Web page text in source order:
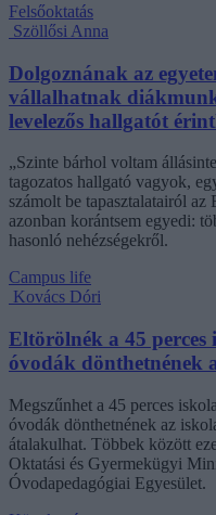
Felsőoktatás
Szöllősi Anna
Dolgoznának az
vállalhatnak
levelezős hallgatót
„Szinte bárhol voltam
tagozatos hallgató vagyok,
számolt be tapasztalatairól
azonban korántsem egyedi:
hasonló nehézségekről.
Campus life
Kovács Dóri
Eltörölnék a 45 perces
óvodák dönthetnének
Megszűnhet a 45 perces
óvodák dönthetnének az
átalakulhat. Többek között
Oktatási és Gyermekügyi
Óvodapedagógiai Egyesület.